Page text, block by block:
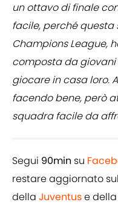
un ottavo di finale
facile, perché questa
Champions League,
composta da giovani
giocare in casa loro.
facendo bene, però
squadra facile da
Segui 90min su
restare aggiornato
della Juventuse della